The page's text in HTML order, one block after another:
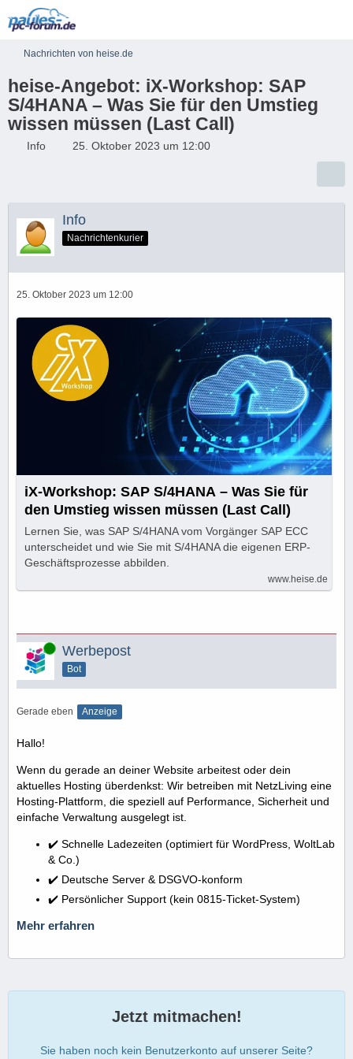
Nachrichten von heise.de
heise-Angebot: iX-Workshop: SAP
S/4HANA – Was Sie für den Umstieg
wissen müssen (Last Call)
Info 25. Oktober 2023 um 12:00
Info
Nachrichtenkurier
25. Oktober 2023 um 12:00
iX-Workshop: SAP S/4HANA – Was Sie für
den Umstieg wissen müssen (Last Call)
Lernen Sie, was SAP S/4HANA vom Vorgänger SAP ECC
unterscheidet und wie Sie mit S/4HANA die eigenen ERP-
Geschäftsprozesse abbilden.
www.heise.de
Online Werbepost
Bot
Gerade eben Anzeige
Hallo!
Wenn du gerade an deiner Website arbeitest oder dein
aktuelles Hosting überdenkst: Wir betreiben mit NetzLiving eine
Hosting-Plattform, die speziell auf Performance, Sicherheit und
einfache Verwaltung ausgelegt ist.
✔️ Schnelle Ladezeiten (optimiert für WordPress, WoltLab
& Co.)
✔️ Deutsche Server & DSGVO-konform
✔️ Persönlicher Support (kein 0815-Ticket-System)
Mehr erfahren
Jetzt mitmachen!
Sie haben noch kein Benutzerkonto auf unserer Seite?